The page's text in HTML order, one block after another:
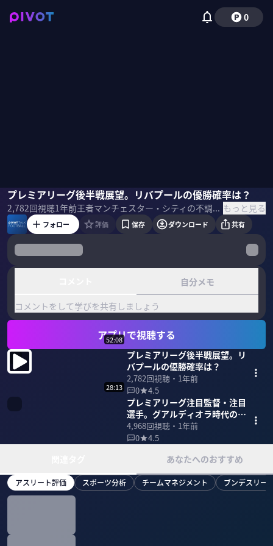
0
プレミアリーグ後半戦展望。リバプールの優勝確率は？
2,782回視聴1年前 王者マンチェスター・シティの不調により、大混戦状態にあるプレミアリーグ。現在、首位を走るリバプールはこのまま逃げ切るのか？他のビッグクラブの課題は何か？三笘、遠藤、鎌田の日本人選手をどう評価するか？レオザ氏と木崎伸也氏に展望してもらった。 ＜ゲスト＞ 木崎伸也｜スポーツライター 1975年、東京都生まれ。2002年夏にオランダへ移住。翌2003年から6年間、ドイツを拠点に欧州サッカーを取材。スポーツ誌『Number』など、各メディアに寄稿。 Leo the football｜シュワーボ東京監督 1986年福島生まれ。YouTubeのチャンネル登録者数は30万人を超える。 自身で立ち上げた東京都社会人サッカーチーム「シュワーボ東京」の代表監督。 ＜目次＞ もっと見る
Leothefootball木崎伸也佐々木紀彦
フォロー 評価 保存 ダウンロード 共有
自分メモ
コメントをして学びを共有しましょう
アプリで視聴する
52:08
プレミアリーグ後半戦展望。リ
バプールの優勝確率は？
2,782回視聴・ 1年前
0
4.5
28:13
プレミアリーグ注目監督・注目
選手。グアルディオラ時代の終
焉か？
4,968回視聴・ 1年前
0
4.5
あなたへのおすすめ
アスリート評価 スポーツ分析 チームマネジメント ブンデスリー